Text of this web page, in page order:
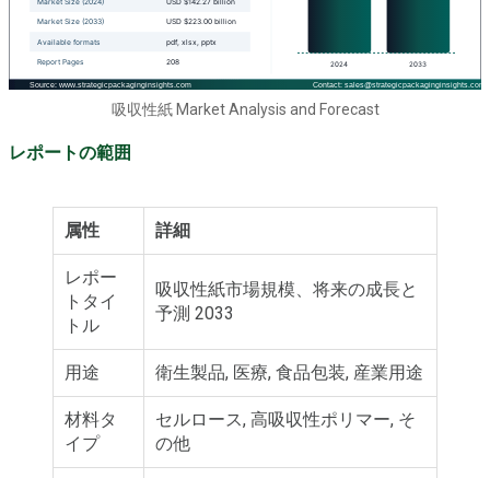
吸収性紙 Market Analysis and Forecast
レポートの範囲
属性 詳細
レポー
トタイ
トル
吸収性紙市場規模、将来の成長と
予測 2033
用途 衛生製品, 医療, 食品包装, 産業用途
材料タ
イプ
セルロース, 高吸収性ポリマー, そ
の他